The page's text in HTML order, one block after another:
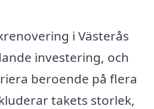
i Västerås
investering, och
beroende på flera
takets storlek,